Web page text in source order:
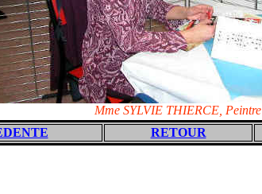
Mme SYLVIE THIERCE, Peintre
RETOUR